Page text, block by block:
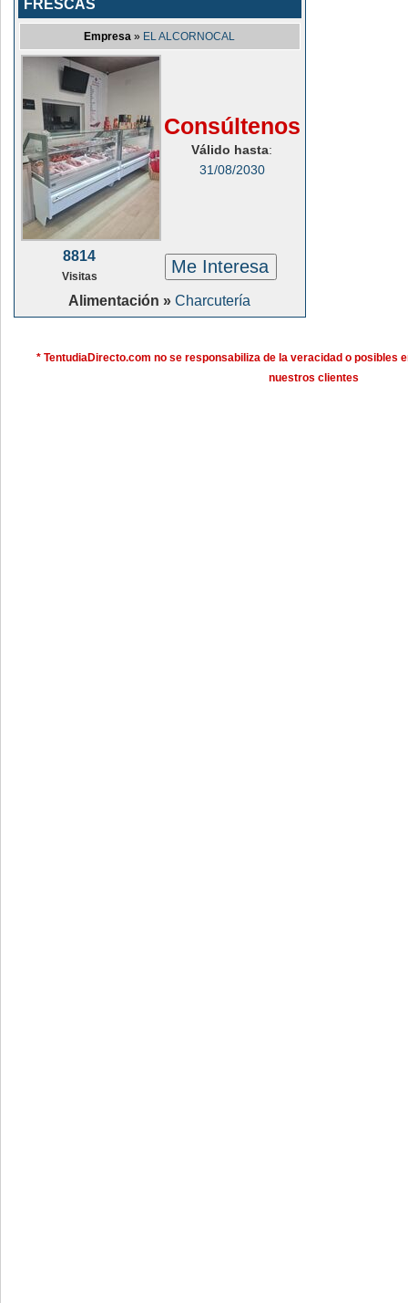
FRESCAS
Empresa » EL ALCORNOCAL
Consúltenos
Válido hasta:
31/08/2030
8814
Visitas Me Interesa
Alimentación »Charcutería
* TentudiaDirecto.com no se responsabiliza de la veracidad o posibles
nuestros clientes